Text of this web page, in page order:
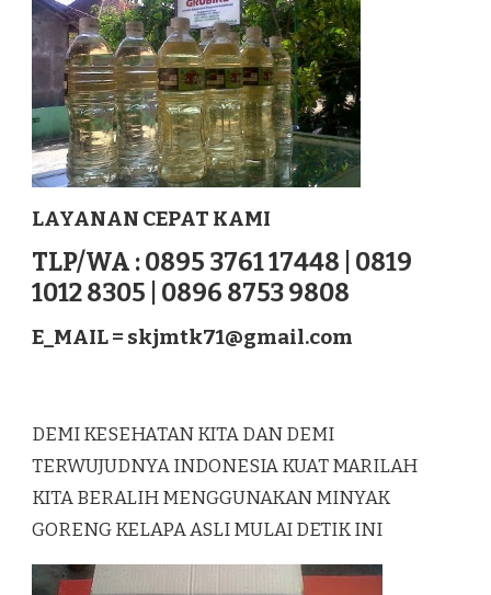
LAYANAN CEPAT KAMI
TLP/WA : 0895 3761 17448 | 0819
1012 8305 | 0896 8753 9808
E_MAIL = skjmtk71@gmail.com
DEMI KESEHATAN KITA DAN DEMI
TERWUJUDNYA INDONESIA KUAT MARILAH
KITA BERALIH MENGGUNAKAN MINYAK
GORENG KELAPA ASLI MULAI DETIK INI